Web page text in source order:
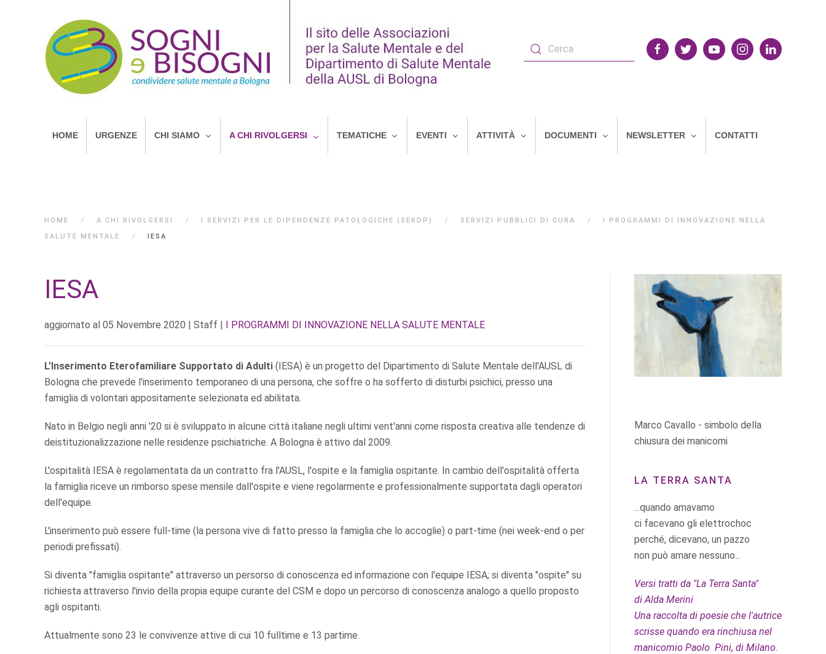
HOME URGENZE CHI SIAMO A CHI RIVOLGERSI TEMATICHE EVENTI ATTIVITÀ DOCUMENTI NEWSLETTER CONTATTI
HOME A CHI RIVOLGERSI I SERVIZI PER LE DIPENDENZE PATOLOGICHE (SERDP) SERVIZI PUBBLICI DI CURA
I PROGRAMMI DI INNOVAZIONE NELLA
SALUTE MENTALE
IESA
IESA
aggiornato al 05 Novembre 2020 | Staff | I PROGRAMMI DI INNOVAZIONE NELLA SALUTE MENTALE
L'Inserimento Eterofamiliare Supportato di Adulti (IESA) è un progetto del Dipartimento di Salute Mentale dell'AUSL di
Bologna che prevede l'inserimento temporaneo di una persona, che soffre o ha sofferto di disturbi psichici, presso una
famiglia di volontari appositamente selezionata ed abilitata.
Nato in Belgio negli anni '20 si è sviluppato in alcune città italiane negli ultimi vent'anni come risposta creativa alle tendenze di
deistituzionalizzazione nelle residenze psichiatriche. A Bologna è attivo dal 2009.
L'ospitalità IESA è regolamentata da un contratto fra l'AUSL, l'ospite e la famiglia ospitante. In cambio dell'ospitalità offerta
la famiglia riceve un rimborso spese mensile dall'ospite e viene regolarmente e professionalmente supportata dagli operatori
dell'equipe.
L'inserimento può essere full-time (la persona vive di fatto presso la famiglia che lo accoglie) o part-time (nei week-end o per
periodi prefissati).
Si diventa "famiglia ospitante" attraverso un persorso di conoscenza ed informazione con l'equipe IESA; si diventa "ospite" su
richiesta attraverso l'invio della propia equipe curante del CSM e dopo un percorso di conoscenza analogo a quello proposto
agli ospitanti.
Attualmente sono 23 le convivenze attive di cui 10 fulltime e 13 partime.
Marco Cavallo - simbolo della
chiusura dei manicomi
LA TERRA SANTA
...quando amavamo
ci facevano gli elettrochoc
perché, dicevano, un pazzo
non può amare nessuno...
Versi tratti da "La Terra Santa"
di Alda Merini
Una raccolta di poesie che l'autrice
scrisse quando era rinchiusa nel
manicomio Paolo Pini, di Milano.